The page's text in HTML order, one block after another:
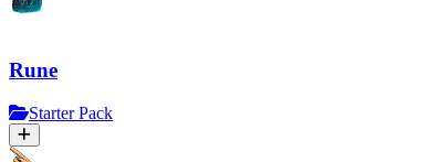
Rune
Starter Pack